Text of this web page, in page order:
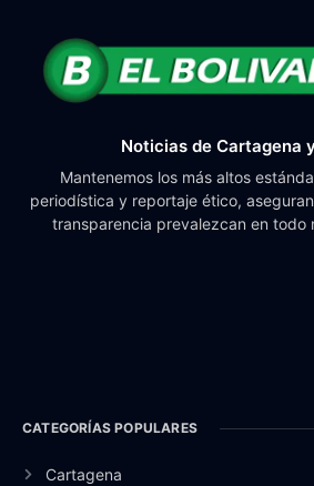
Noticias de Cartagena
Mantenemos los más altos
periodística y reportaje ético,
transparencia prevalezcan en todo
CATEGORÍAS POPULARES
Cartagena